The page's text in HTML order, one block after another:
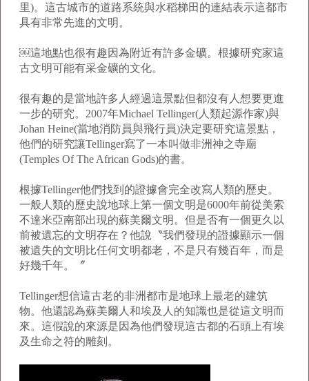
里)。這古城市的道路系統與水稻梯田的連結表示這都市
具有非常先進的文明。
￼這地點也很有趣因為附近有許多金礦。根據研究家這
古文明可能有采金礦的文化。
很有趣的是當地許多人經過這景點但都沒有人想要更進
一步的研究。2007年Michael Tellinger(人類起源作家)與
Johan Heine(當地消防員與飛行員)決定要研究這景點，
他們的研究讓Tellinger寫了一本叫做非洲神之寺廟
(Temples Of The African Gods)的書。
根據Tellinger他們找到的證據會完全改寫人類的歷史。
一般人類的歷史說地球上第一個文明是6000年前從美索
不達米亞南部出現的蘇美爾文明。但是否有一個更久以
前被遺忘的文明存在？他說〝我們發現的證據顯示一個
被遺失的文明比任何文明都老，不是只有幾百年，而是
好幾千年。〞
Tellinger想信這古老的非洲都市是地球上最老的建筑
物。他還認為蘇美爾人和埃及人的知識也是從這文明而
來。這假說的來源是因為他們發現這古都的石頭上有埃
及生命之符的雕刻。